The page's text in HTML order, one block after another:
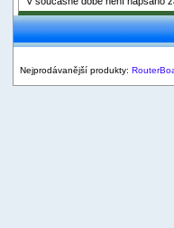
Nejprodávanější produkty: